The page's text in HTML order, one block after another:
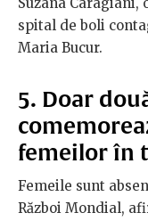
Suzana Caragiani,
spital de boli
Maria Bucur.
5. Doar
femeilor în
Femeile sunt
Război Mondial,